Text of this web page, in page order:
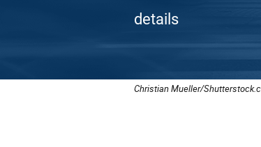
details
Christian Mueller/